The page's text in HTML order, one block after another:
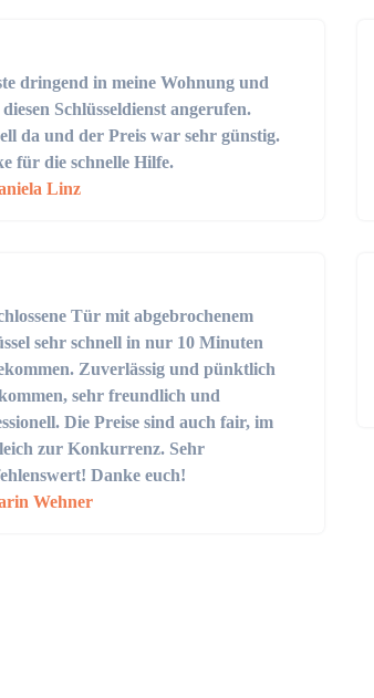
dringend in meine Wohnung und
Schlüsseldienst angerufen.
da und der Preis war sehr günstig.
für die schnelle Hilfe.
Linz
Tür mit abgebrochenem
sehr schnell in nur 10 Minuten
Zuverlässig und pünktlich
sehr freundlich und
Die Preise sind auch fair, im
zur Konkurrenz. Sehr
Danke euch!
Wehner